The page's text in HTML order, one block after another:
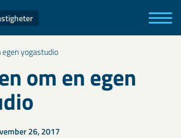
yogastudio
om en egen
26, 2017